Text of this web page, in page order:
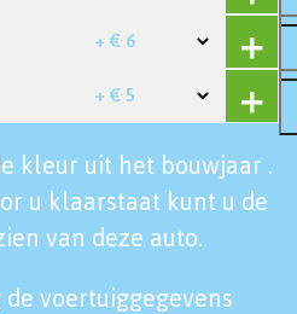
+ € 6
+ € 5
kleur uit het bouwjaar .
u klaarstaat kunt u de
van deze auto.
voertuiggegevens